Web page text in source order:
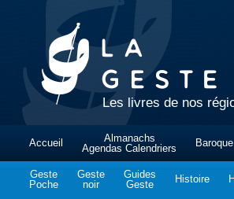
Les livres de nos
Accueil
Almanachs
Agendas Calendriers
Baroque
Geste
Poche
Geste
noir
Guides
Geste
Histoire